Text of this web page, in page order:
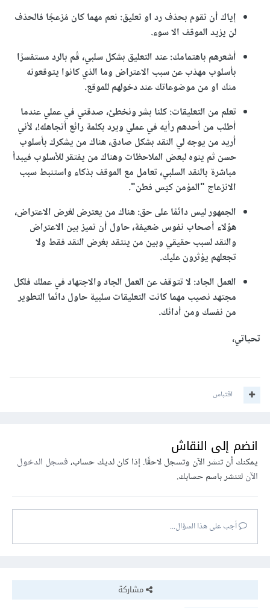
إياك أن تقوم بحذف رد او تعليق: نعم مهما كان مُزعجًا فالحذف
لن يزيد الموقف الا سوء.
أشعرهم باهتمامك: عند التعليق بشكل سلبي، قُم بالرد مستفسرًا
بأسلوب مهذب عن سبب الاعتراض وما الذي كانوا يتوقعونه
منك او من موضوعاتك عند دخولهم للموقع.
تعلم من التعليقات: كلنا بشر ونخطئ، صدقني في عملي عندما
أطلب من أحدهم رأيه في عملي ويرد بكلمة رائع أتجاهله!، لأني
أُريد من يوجه لي النقد بشكل صادق، هناك من يشكرك بأسلوب
حسن ثم ينوه لبعض الملاحظات وهناك من يفتقر للأسلوب فيبدأ
مباشرة بالنقد السلبي، تعامل مع الموقف بذكاء واستنبط سبب
الانزعاج "المؤمن كيّس فطن".
الجمهور ليس دائمًا على حق: هناك من يعترض لغرض الاعتراض،
هؤلاء أصحاب نفوس ضعيفة، حاول أن تميز بين الاعتراض
والنقد لسبب حقيقي وبين من ينتقد بغرض النقد فقط ولا
تجعلهم يؤثرون عليك.
العمل الجاد: لا تتوقف عن العمل الجاد والاجتهاد في عملك فلكل
مجتهد نصيب مهما كانت التعليقات سلبية حاول دائما التطوير
من نفسك ومن أدائك.
تحياتي،
اقتباس
انضم إلى النقاش
يمكنك أن تنشر الآن وتسجل لاحقًا. إذا كان لديك حساب،فسجل الدخول
الآنلتنشر باسم حسابك.
أجب على هذا السؤال...
مشاركة